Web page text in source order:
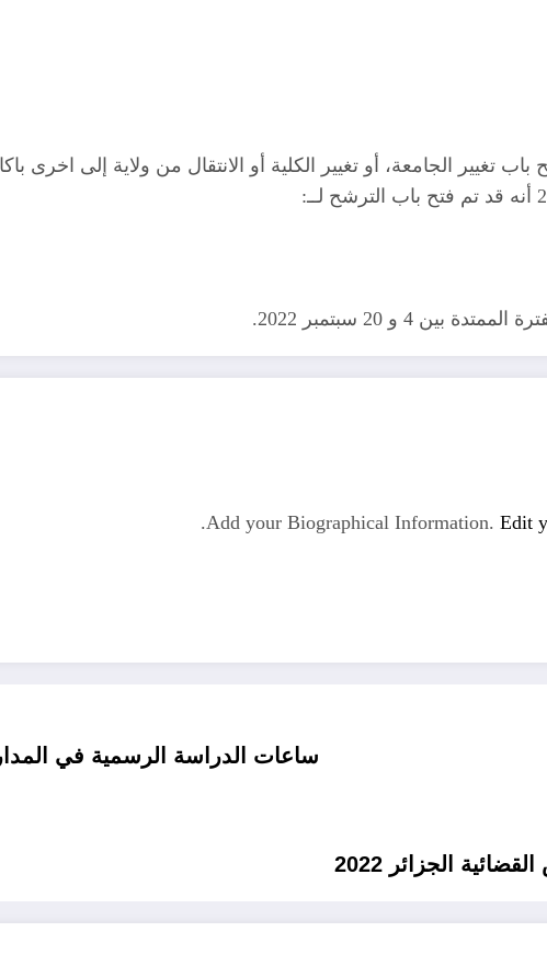
4 و 20 سبتمبر 2022.
Add your Biographical Information. Edit
ساعات الدراسة الرسمية في المدارس
الجزائر 2022